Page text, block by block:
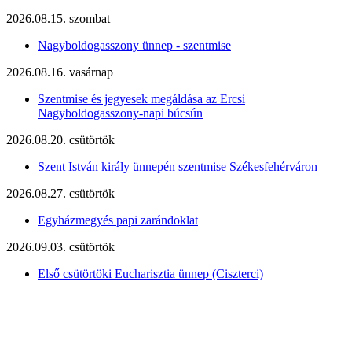
2026.08.15. szombat
Nagyboldogasszony ünnep - szentmise
2026.08.16. vasárnap
Szentmise és jegyesek megáldása az Ercsi
Nagyboldogasszony-napi búcsún
2026.08.20. csütörtök
Szent István király ünnepén szentmise Székesfehérváron
2026.08.27. csütörtök
Egyházmegyés papi zarándoklat
2026.09.03. csütörtök
Első csütörtöki Eucharisztia ünnep (Ciszterci)